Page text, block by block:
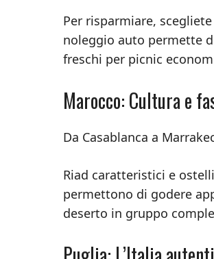
Per risparmiare,
noleggio auto permette
freschi per picnic
Marocco: Cultura e
Da Casablanca a
Riad caratteristici e
permettono di godere
deserto in gruppo